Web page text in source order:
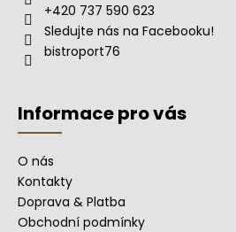
v
+420 737 590 623
Sledujte nás na Facebooku!
bistroport76
Informace pro vás
O nás
Kontakty
Doprava & Platba
Obchodní podmínky